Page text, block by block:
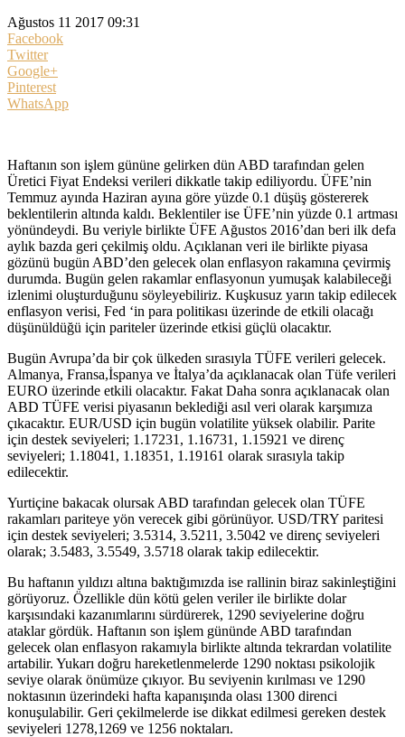
Ağustos 11 2017 09:31
Facebook
Twitter
Google+
Pinterest
WhatsApp
Haftanın son işlem gününe gelirken dün ABD tarafından gelen
Üretici Fiyat Endeksi verileri dikkatle takip ediliyordu. ÜFE’nin
Temmuz ayında Haziran ayına göre yüzde 0.1 düşüş göstererek
beklentilerin altında kaldı. Beklentiler ise ÜFE’nin yüzde 0.1 artması
yönündeydi. Bu veriyle birlikte ÜFE Ağustos 2016’dan beri ilk defa
aylık bazda geri çekilmiş oldu. Açıklanan veri ile birlikte piyasa
gözünü bugün ABD’den gelecek olan enflasyon rakamına çevirmiş
durumda. Bugün gelen rakamlar enflasyonun yumuşak kalabileceği
izlenimi oluşturduğunu söyleyebiliriz. Kuşkusuz yarın takip edilecek
enflasyon verisi, Fed ‘in para politikası üzerinde de etkili olacağı
düşünüldüğü için pariteler üzerinde etkisi güçlü olacaktır.
Bugün Avrupa’da bir çok ülkeden sırasıyla TÜFE verileri gelecek.
Almanya, Fransa,İspanya ve İtalya’da açıklanacak olan Tüfe verileri
EURO üzerinde etkili olacaktır. Fakat Daha sonra açıklanacak olan
ABD TÜFE verisi piyasanın beklediği asıl veri olarak karşımıza
çıkacaktır. EUR/USD için bugün volatilite yüksek olabilir. Parite
için destek seviyeleri; 1.17231, 1.16731, 1.15921 ve direnç
seviyeleri; 1.18041, 1.18351, 1.19161 olarak sırasıyla takip
edilecektir.
Yurtiçine bakacak olursak ABD tarafından gelecek olan TÜFE
rakamları pariteye yön verecek gibi görünüyor. USD/TRY paritesi
için destek seviyeleri; 3.5314, 3.5211, 3.5042 ve direnç seviyeleri
olarak; 3.5483, 3.5549, 3.5718 olarak takip edilecektir.
Bu haftanın yıldızı altına baktığımızda ise rallinin biraz sakinleştiğini
görüyoruz. Özellikle dün kötü gelen veriler ile birlikte dolar
karşısındaki kazanımlarını sürdürerek, 1290 seviyelerine doğru
ataklar gördük. Haftanın son işlem gününde ABD tarafından
gelecek olan enflasyon rakamıyla birlikte altında tekrardan volatilite
artabilir. Yukarı doğru hareketlenmelerde 1290 noktası psikolojik
seviye olarak önümüze çıkıyor. Bu seviyenin kırılması ve 1290
noktasının üzerindeki hafta kapanışında olası 1300 direnci
konuşulabilir. Geri çekilmelerde ise dikkat edilmesi gereken destek
seviyeleri 1278,1269 ve 1256 noktaları.